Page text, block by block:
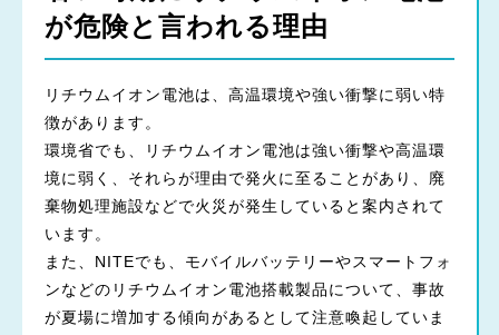
が危険と言われる理由
リチウムイオン電池は、高温環境や強い衝撃に弱い特
徴があります。
環境省でも、リチウムイオン電池は強い衝撃や高温環
境に弱く、それらが理由で発火に至ることがあり、廃
棄物処理施設などで火災が発生していると案内されて
います。
また、NITEでも、モバイルバッテリーやスマートフォ
ンなどのリチウムイオン電池搭載製品について、事故
が夏場に増加する傾向があるとして注意喚起していま